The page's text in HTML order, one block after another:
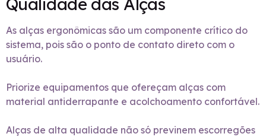
As alças ergonômicas são um componente crítico do
sistema, pois são o ponto de contato direto com o
usuário.
Priorize equipamentos que ofereçam alças com
material antiderrapante e acolchoamento confortável.
Alças de alta qualidade não só previnem escorregões